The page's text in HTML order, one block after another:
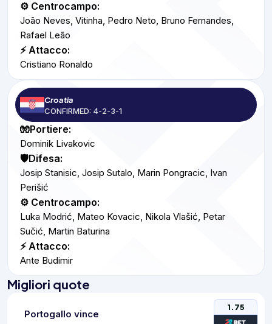
⚙️ Centrocampo:
João Neves, Vitinha, Pedro Neto, Bruno Fernandes,
Rafael Leão
⚡ Attacco:
Cristiano Ronaldo
Croatia
CONFIRMED: 4-2-3-1
🧤Portiere:
Dominik Livakovic
🛡️Difesa:
Josip Stanisic, Josip Sutalo, Marin Pongracic, Ivan
Perišić
⚙️ Centrocampo:
Luka Modrić, Mateo Kovacic, Nikola Vlašić, Petar
Sučić, Martin Baturina
⚡ Attacco:
Ante Budimir
Migliori quote
Portogallo vince
1.75